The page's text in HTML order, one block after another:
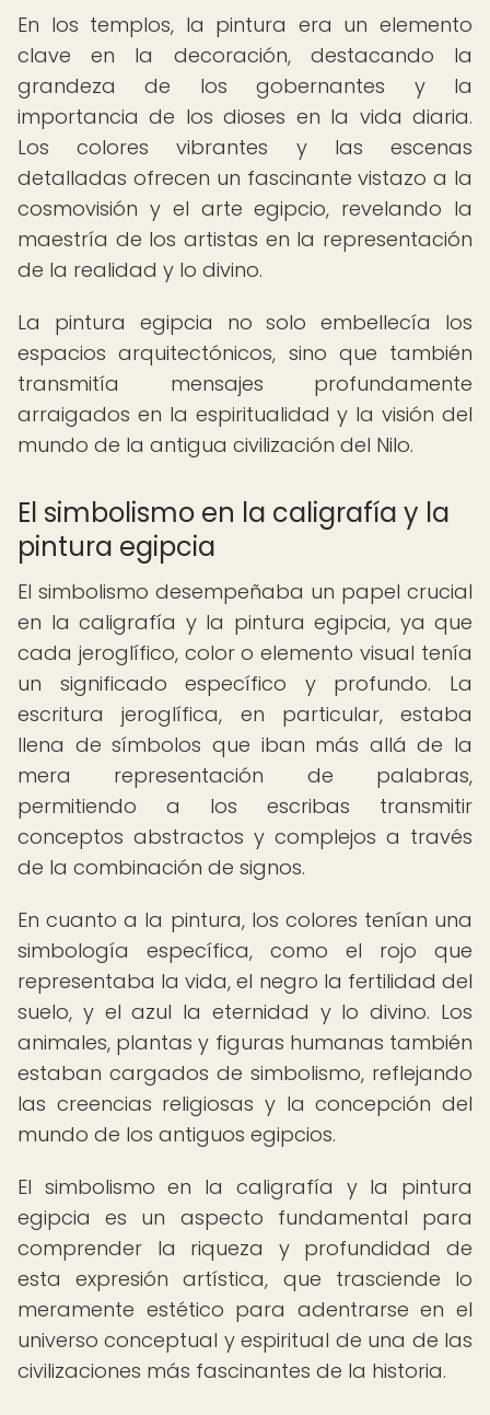
En los templos, la pintura era un elemento
clave en la decoración, destacando la
grandeza de los gobernantes y la
importancia de los dioses en la vida diaria.
Los colores vibrantes y las escenas
detalladas ofrecen un fascinante vistazo a la
cosmovisión y el arte egipcio, revelando la
maestría de los artistas en la representación
de la realidad y lo divino.
La pintura egipcia no solo embellecía los
espacios arquitectónicos, sino que también
transmitía mensajes profundamente
arraigados en la espiritualidad y la visión del
mundo de la antigua civilización del Nilo.
El simbolismo en la caligrafía y la
pintura egipcia
El simbolismo desempeñaba un papel crucial
en la caligrafía y la pintura egipcia, ya que
cada jeroglífico, color o elemento visual tenía
un significado específico y profundo. La
escritura jeroglífica, en particular, estaba
llena de símbolos que iban más allá de la
mera representación de palabras,
permitiendo a los escribas transmitir
conceptos abstractos y complejos a través
de la combinación de signos.
En cuanto a la pintura, los colores tenían una
simbología específica, como el rojo que
representaba la vida, el negro la fertilidad del
suelo, y el azul la eternidad y lo divino. Los
animales, plantas y figuras humanas también
estaban cargados de simbolismo, reflejando
las creencias religiosas y la concepción del
mundo de los antiguos egipcios.
El simbolismo en la caligrafía y la pintura
egipcia es un aspecto fundamental para
comprender la riqueza y profundidad de
esta expresión artística, que trasciende lo
meramente estético para adentrarse en el
universo conceptual y espiritual de una de las
civilizaciones más fascinantes de la historia.